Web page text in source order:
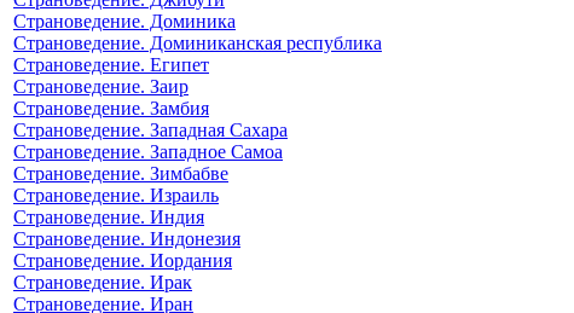
Страноведение. Доминика
Страноведение. Доминиканская республика
Страноведение. Египет
Страноведение. Заир
Страноведение. Замбия
Страноведение. Западная Сахара
Страноведение. Западное Самоа
Страноведение. Зимбабве
Страноведение. Израиль
Страноведение. Индия
Страноведение. Индонезия
Страноведение. Иордания
Страноведение. Ирак
Страноведение. Иран